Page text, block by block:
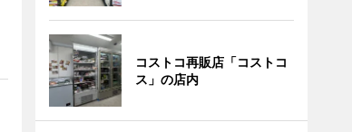
コストコ再販店「コストコ
ス」の店内